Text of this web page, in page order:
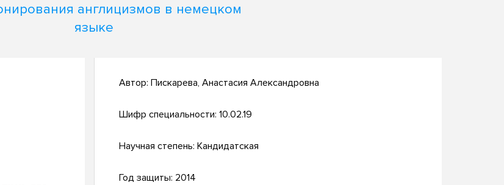
англицизмов в немецком
языке
Автор: Пискарева, Анастасия Александровна
Шифр специальности: 10.02.19
Научная степень: Кандидатская
Год защиты: 2014